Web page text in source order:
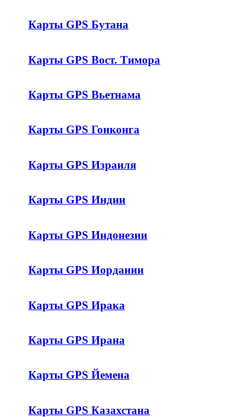
Карты GPS Бутана
Карты GPS Вост. Тимора
Карты GPS Вьетнама
Карты GPS Гонконга
Карты GPS Израиля
Карты GPS Индии
Карты GPS Индонезии
Карты GPS Иордании
Карты GPS Ирака
Карты GPS Ирана
Карты GPS Йемена
Карты GPS Казахстана